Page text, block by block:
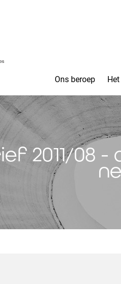
Ons beroep
2011/08